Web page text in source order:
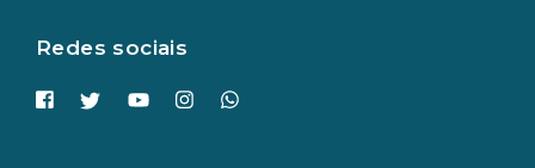
Redes sociais